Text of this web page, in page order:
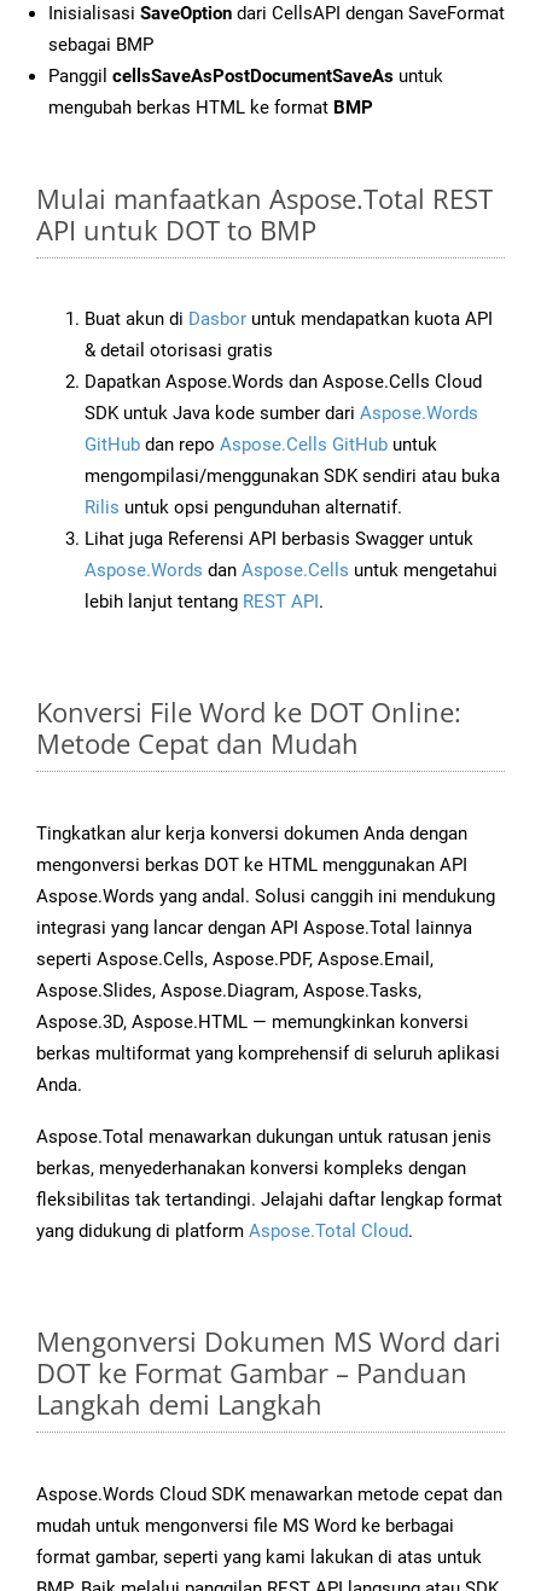
Inisialisasi SaveOption dari CellsAPI dengan SaveFormat
sebagai BMP
Panggil cellsSaveAsPostDocumentSaveAs untuk
mengubah berkas HTML ke format BMP
Mulai manfaatkan Aspose.Total REST
API untuk DOT to BMP
Buat akun di Dasbor untuk mendapatkan kuota API
& detail otorisasi gratis
Dapatkan Aspose.Words dan Aspose.Cells Cloud
SDK untuk Java kode sumber dari Aspose.Words
GitHub dan repo Aspose.Cells GitHub untuk
mengompilasi/menggunakan SDK sendiri atau buka
Rilis untuk opsi pengunduhan alternatif.
Lihat juga Referensi API berbasis Swagger untuk
Aspose.Words dan Aspose.Cells untuk mengetahui
lebih lanjut tentang REST API.
Konversi File Word ke DOT Online:
Metode Cepat dan Mudah
Tingkatkan alur kerja konversi dokumen Anda dengan
mengonversi berkas DOT ke HTML menggunakan API
Aspose.Words yang andal. Solusi canggih ini mendukung
integrasi yang lancar dengan API Aspose.Total lainnya
seperti Aspose.Cells, Aspose.PDF, Aspose.Email,
Aspose.Slides, Aspose.Diagram, Aspose.Tasks,
Aspose.3D, Aspose.HTML — memungkinkan konversi
berkas multiformat yang komprehensif di seluruh aplikasi
Anda.
Aspose.Total menawarkan dukungan untuk ratusan jenis
berkas, menyederhanakan konversi kompleks dengan
fleksibilitas tak tertandingi. Jelajahi daftar lengkap format
yang didukung di platform Aspose.Total Cloud.
Mengonversi Dokumen MS Word dari
DOT ke Format Gambar – Panduan
Langkah demi Langkah
Aspose.Words Cloud SDK menawarkan metode cepat dan
mudah untuk mengonversi file MS Word ke berbagai
format gambar, seperti yang kami lakukan di atas untuk